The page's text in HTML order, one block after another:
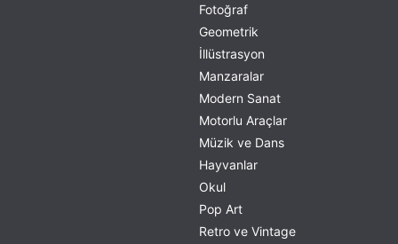
Fotoğraf
Geometrik
İllüstrasyon
Manzaralar
Modern Sanat
Motorlu Araçlar
Müzik ve Dans
Hayvanlar
Okul
Pop Art
Retro ve Vintage